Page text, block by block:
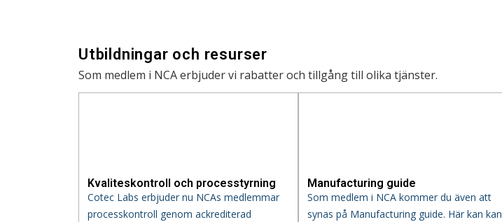
Utbildningar och resurser
Som medlem i NCA erbjuder vi rabatter och tillgång till olika tjänster.
Kvaliteskontroll och processtyrning
Cotec Labs erbjuder nu NCAs medlemmar
processkontroll genom ackrediterad
Manufacturing guide
Som medlem i NCA kommer du även att
synas på Manufacturing guide. Här kan kan